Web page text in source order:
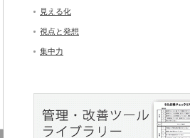
見える化
視点と発想
集中力